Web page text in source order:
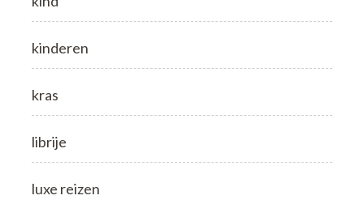
kinderen
kras
librije
luxe reizen